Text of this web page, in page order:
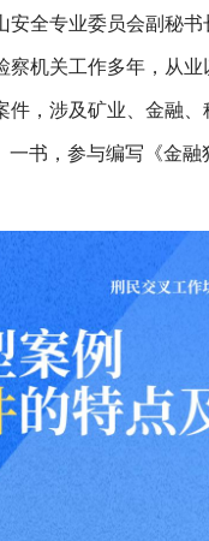
全专业委员会副秘
机关工作多年，从
，涉及矿业、金融、
书，参与编写《金融